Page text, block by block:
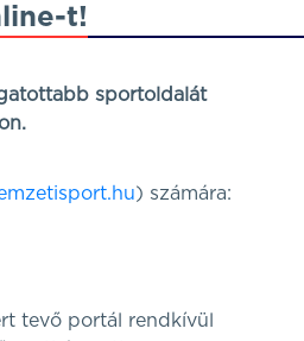
t!
sportoldalát
) számára:
tevő portál rendkívül